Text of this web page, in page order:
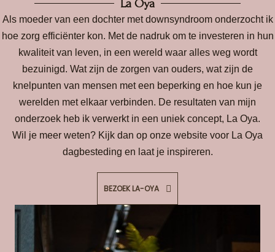
La Oya
Als moeder van een dochter met downsyndroom onderzocht ik
hoe zorg efficiënter kon. Met de nadruk om te investeren in hun
kwaliteit van leven, in een wereld waar alles weg wordt
bezuinigd. Wat zijn de zorgen van ouders, wat zijn de
knelpunten van mensen met een beperking en hoe kun je
werelden met elkaar verbinden. De resultaten van mijn
onderzoek heb ik verwerkt in een uniek concept, La Oya.
Wil je meer weten? Kijk dan op onze website voor La Oya
dagbesteding en laat je inspireren.
BEZOEK LA-OYA